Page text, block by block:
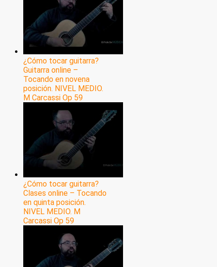
¿Cómo tocar guitarra?
Guitarra online –
Tocando en novena
posición. NIVEL MEDIO.
M Carcassi Op 59
¿Cómo tocar guitarra?
Clases online – Tocando
en quinta posición.
NIVEL MEDIO. M
Carcassi Op 59